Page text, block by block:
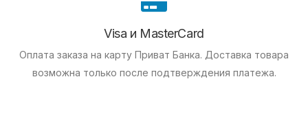
Visa и MasterCard
Оплата заказа на карту Приват Банка. Доставка товара
возможна только после подтверждения платежа.